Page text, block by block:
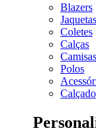
Blazers
Jaquetas
Coletes
Calças
Camisas
Polos
Calçado